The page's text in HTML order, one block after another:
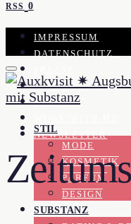
RSS 0
IMPRESSUM
DATENSCHUTZ
KOOPERATION
KONTAKT
NEWSLETTER
STIL
MODE
KOSMETIK
PARFUM
DESIGN
SUBSTANZ